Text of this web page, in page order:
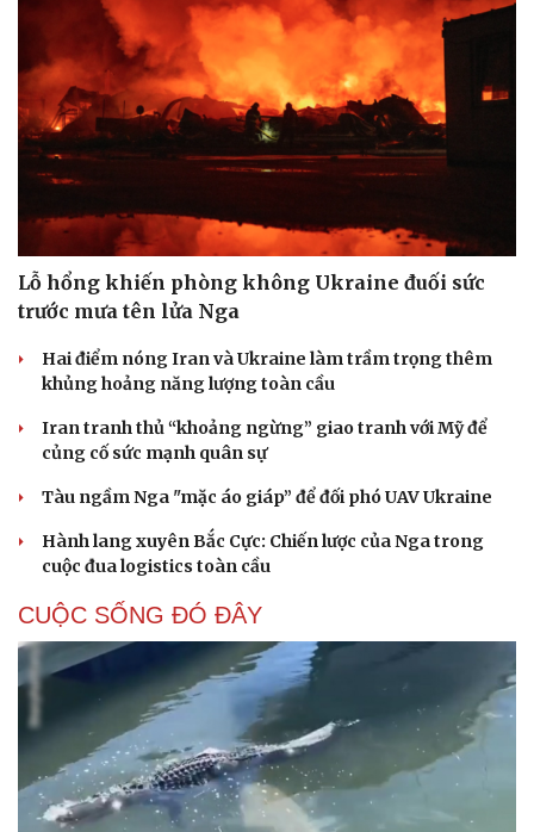
Du lịch
Săn Tour
check-in
Podcast
Đọc truyện đêm khuya
Hạt giống tâm hồn
Lỗ hổng khiến phòng không Ukraine đuối sức
trước mưa tên lửa Nga
Hai điểm nóng Iran và Ukraine làm trầm trọng thêm
khủng hoảng năng lượng toàn cầu
Iran tranh thủ “khoảng ngừng” giao tranh với Mỹ để
củng cố sức mạnh quân sự
Tàu ngầm Nga "mặc áo giáp” để đối phó UAV Ukraine
Hành lang xuyên Bắc Cực: Chiến lược của Nga trong
cuộc đua logistics toàn cầu
CUỘC SỐNG ĐÓ ĐÂY